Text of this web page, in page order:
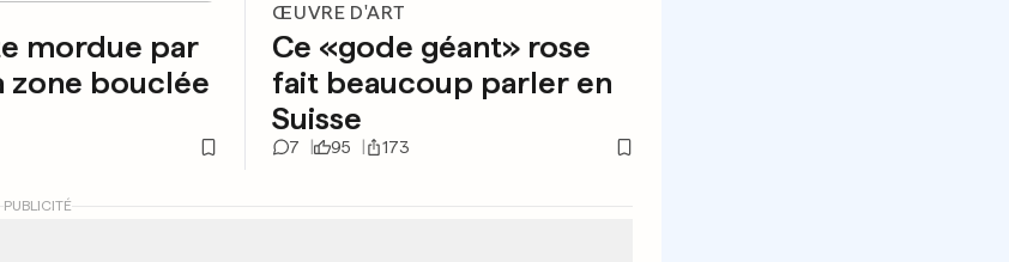
mordue par
zone bouclée
ŒUVRE D'ART
Ce «gode géant» rose
fait beaucoup parler en
Suisse
7 95 173
PUBLICITÉ